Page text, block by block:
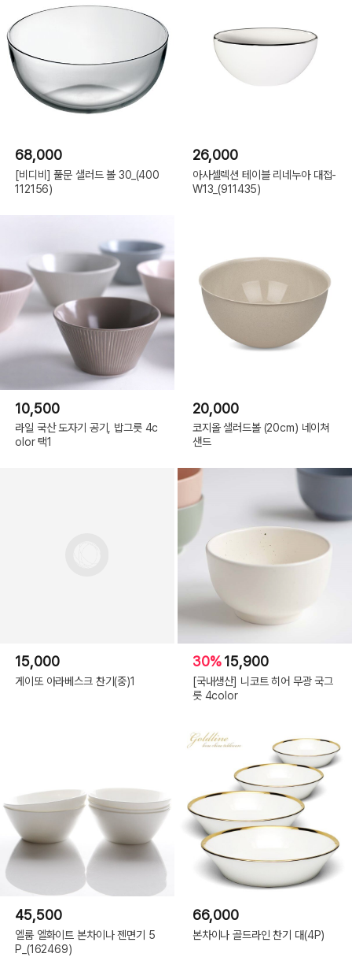
68,000
[비디비] 풀문 샐러드 볼 30_(400
112156)
26,000
아사셀렉션 테이블 리네누아 대접-
W13_(911435)
10,500
라일 국산 도자기 공기, 밥그릇 4c
olor 택1
20,000
코지올 샐러드볼 (20cm) 네이쳐
샌드
15,000
게이또 아라베스크 찬기(중)1
30%15,900
[국내생산] 니코트 히어 무광 국그
릇 4color
45,500
엘룸 엘화이트 본차이나 젠면기 5
P_(162469)
66,000
본차이나 골드라인 찬기 대(4P)